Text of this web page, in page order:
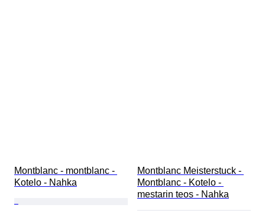
Montblanc - montblanc -
Kotelo - Nahka
Montblanc Meisterstuck -
Montblanc - Kotelo -
mestarin teos - Nahka